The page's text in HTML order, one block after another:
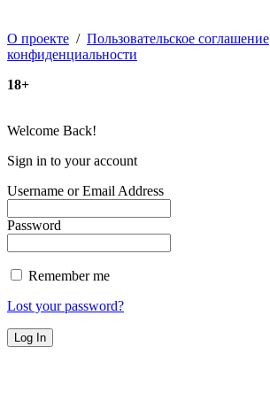
О проекте / Пользовательское соглашение
конфиденциальности
18+
Welcome Back!
Sign in to your account
Username or Email Address
Password
Remember me
Lost your password?